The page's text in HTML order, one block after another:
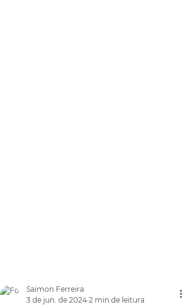
Saimon Ferreira
3 de jun. de 2024 2 min de leitura